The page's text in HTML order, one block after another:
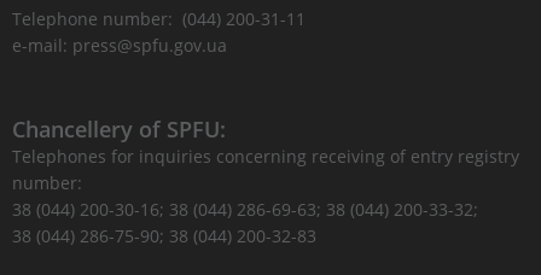
Telephone number: (044) 200-31-11
e-mail: press@spfu.gov.ua
Chancellery of SPFU:
Telephones for inquiries concerning receiving of entry registry
number:
38 (044) 200-30-16; 38 (044) 286-69-63; 38 (044) 200-33-32;
38 (044) 286-75-90; 38 (044) 200-32-83